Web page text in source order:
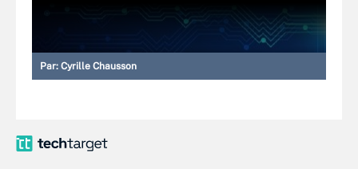
Par: Cyrille Chausson